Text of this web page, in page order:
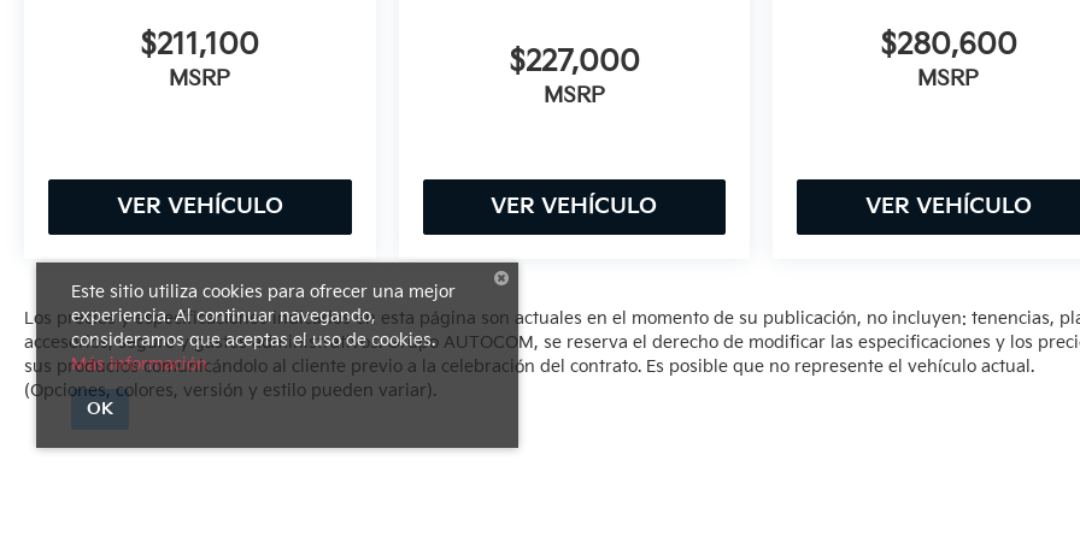
$211,100
MSRP
VER VEHÍCULO
$227,000
MSRP
VER VEHÍCULO
$280,600
MSRP
VER VEHÍCULO
Los precios y especificaciones indicados en esta página son actuales en el momento de su publicación, no incluyen: tenencias,
accesorios, seguro y gastos administrativos. Grupo AUTOCOM, se reserva el derecho de modificar las especificaciones y los
sus productos comunicándolo al cliente previo a la celebración del contrato. Es posible que no represente el vehículo actual.
(Opciones, colores, versión y estilo pueden variar).
Este sitio utiliza cookies para ofrecer una mejor
experiencia. Al continuar navegando,
consideramos que aceptas el uso de cookies.
Más información
OK